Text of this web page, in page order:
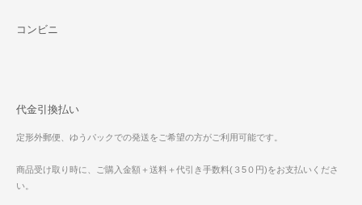
コンビニ
代金引換払い
定形外郵便、ゆうパックでの発送をご希望の方がご利用可能です。
商品受け取り時に、ご購入金額＋送料＋代引き手数料(３5０円)をお支払いくださ
い。